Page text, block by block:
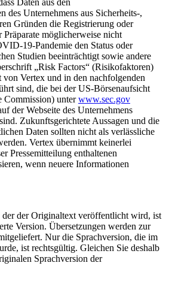
des Unternehmens aus Sicherheits-,
Gründen die Registrierung oder
möglicherweise nicht
19-Pandemie den Status oder
Studien beeinträchtigt sowie andere
„Risk Factors“ (Risikofaktoren)
von Vertex und in den nachfolgenden
sind, die bei der US-Börsenaufsicht
Commission) unterwww.sec.gov
der Webseite des Unternehmens
Zukunftsgerichtete Aussagen und die
Daten sollten nicht als verlässliche
Vertex übernimmt keinerlei
Pressemitteilung enthaltenen
wenn neuere Informationen
der der Originaltext veröffentlicht wird, ist
Version. Übersetzungen werden zur
Nur die Sprachversion, die im
ist rechtsgültig. Gleichen Sie deshalb
Sprachversion der